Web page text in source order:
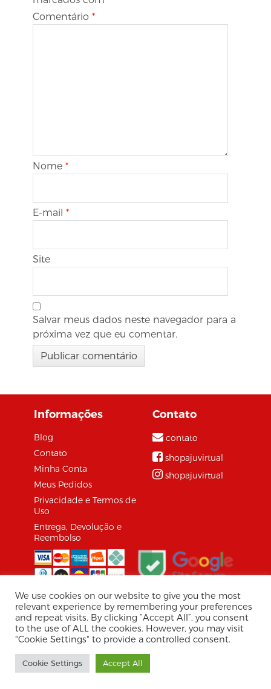
Comentário *
Nome *
E-mail *
Site
Salvar meus dados neste navegador para a
próxima vez que eu comentar.
Informações
Blog
Contato
Minha Conta
Meus Pedidos
Privacidade e Termos de
Uso
Entrega, Devolução e
Reembolso
Contato
contato
shopajuvirtual
shopajuvirtual
© 2026 Shopaju Marketplace.
Tecnologia Virtuaria
Shopaju/Virtuaria, CNPJ: 30.857.534/0001-08 / Av.
Jorge Amado, 1565 - Jardins, Aracaju - SE, 49025-330
We use cookies on our website to give you the most
relevant experience by remembering your preferences
and repeat visits. By clicking “Accept All”, you consent
to the use of ALL the cookies. However, you may visit
"Cookie Settings" to provide a controlled consent.
Cookie Settings Accept All